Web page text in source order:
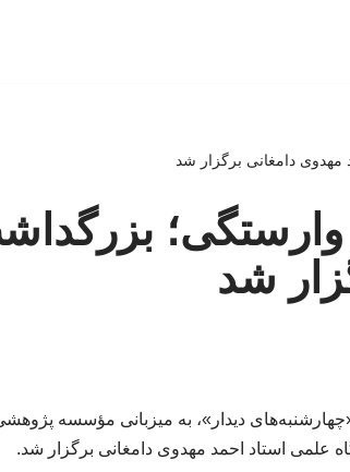
دامغانی برگزار شد
شد
دیدار»، به میزبانی مؤسسه
علمی استاد احمد مهدوی دامغانی برگزار شد.